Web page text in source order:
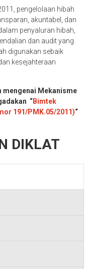
yang berlaku.
pengelolaan hibah
akuntabel, dan
penyaluran hibah,
dan audit yang
digunakan sebaik
mengenai Mekanisme
“
DIKLAT